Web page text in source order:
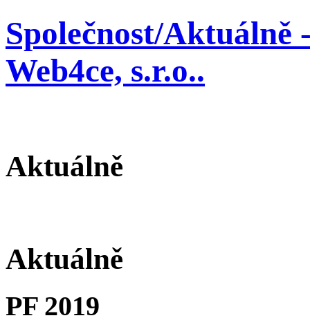
Společnost/Aktuálně
Web4ce, s.r.o..
Aktuálně
Aktuálně
PF 2019